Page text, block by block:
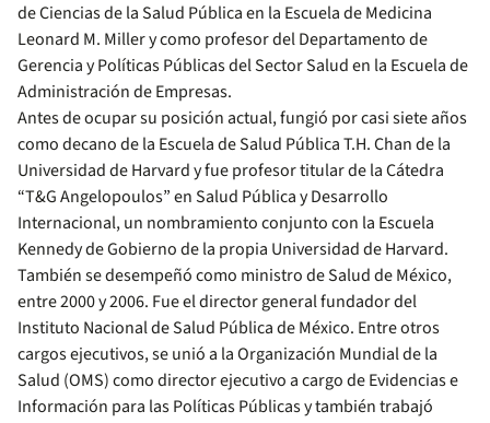
de Ciencias de la Salud Pública en la Escuela de Medicina
Leonard M. Miller y como profesor del Departamento de
Gerencia y Políticas Públicas del Sector Salud en la Escuela de
Administración de Empresas.
Antes de ocupar su posición actual, fungió por casi siete años
como decano de la Escuela de Salud Pública T.H. Chan de la
Universidad de Harvard y fue profesor titular de la Cátedra
“T&G Angelopoulos” en Salud Pública y Desarrollo
Internacional, un nombramiento conjunto con la Escuela
Kennedy de Gobierno de la propia Universidad de Harvard.
También se desempeñó como ministro de Salud de México,
entre 2000 y 2006. Fue el director general fundador del
Instituto Nacional de Salud Pública de México. Entre otros
cargos ejecutivos, se unió a la Organización Mundial de la
Salud (OMS) como director ejecutivo a cargo de Evidencias e
Información para las Políticas Públicas y también trabajó